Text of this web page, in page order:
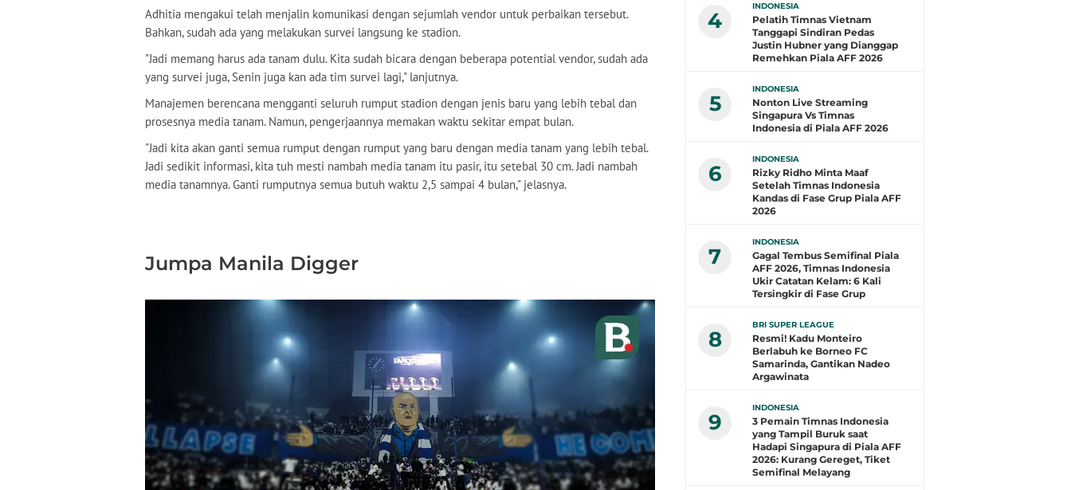
Adhitia mengakui telah menjalin komunikasi dengan sejumlah vendor untuk perbaikan tersebut.
Bahkan, sudah ada yang melakukan survei langsung ke stadion.
"Jadi memang harus ada tanam dulu. Kita sudah bicara dengan beberapa potential vendor, sudah ada
yang survei juga, Senin juga kan ada tim survei lagi," lanjutnya.
Manajemen berencana mengganti seluruh rumput stadion dengan jenis baru yang lebih tebal dan
prosesnya media tanam. Namun, pengerjaannya memakan waktu sekitar empat bulan.
​"Jadi kita akan ganti semua rumput dengan rumput yang baru dengan media tanam yang lebih tebal.
Jadi sedikit informasi, kita tuh mesti nambah media tanam itu pasir, itu setebal 30 cm. Jadi nambah
media tanamnya. Ganti rumputnya semua butuh waktu 2,5 sampai 4 bulan," jelasnya.
Jumpa Manila Digger
4
INDONESIA
Pelatih Timnas Vietnam
Tanggapi Sindiran Pedas
Justin Hubner yang Dianggap
Remehkan Piala AFF 2026
5
INDONESIA
Nonton Live Streaming
Singapura Vs Timnas
Indonesia di Piala AFF 2026
6
INDONESIA
Rizky Ridho Minta Maaf
Setelah Timnas Indonesia
Kandas di Fase Grup Piala AFF
2026
7
INDONESIA
Gagal Tembus Semifinal Piala
AFF 2026, Timnas Indonesia
Ukir Catatan Kelam: 6 Kali
Tersingkir di Fase Grup
8
BRI SUPER LEAGUE
Resmi! Kadu Monteiro
Berlabuh ke Borneo FC
Samarinda, Gantikan Nadeo
Argawinata
9
INDONESIA
3 Pemain Timnas Indonesia
yang Tampil Buruk saat
Hadapi Singapura di Piala AFF
2026: Kurang Gereget, Tiket
Semifinal Melayang